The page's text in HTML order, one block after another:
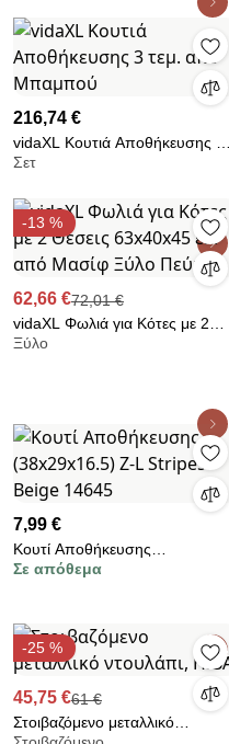
216,74 €
vidaXL Κουτιά Αποθήκευσης 3
τεμ. από Μπαμπού
Σετ
-13 %
62,66 €72,01 €
vidaXL Φωλιά για Κότες με 2
Θέσεις 63x40x45 εκ. από Μασίφ
Ξύλο
7,99 €
Κουτί Αποθήκευσης
(38x29x16.5) Z-L Stripes Beige
Σε απόθεμα
-25 %
45,75 €61 €
Στοιβαζόμενο μεταλλικό